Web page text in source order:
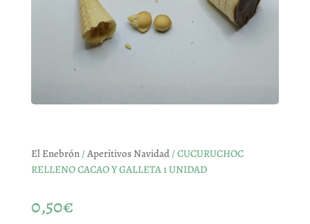
El Enebrón/Aperitivos Navidad/ CUCURUCHOC
RELLENO CACAO Y GALLETA 1 UNIDAD
0,50€